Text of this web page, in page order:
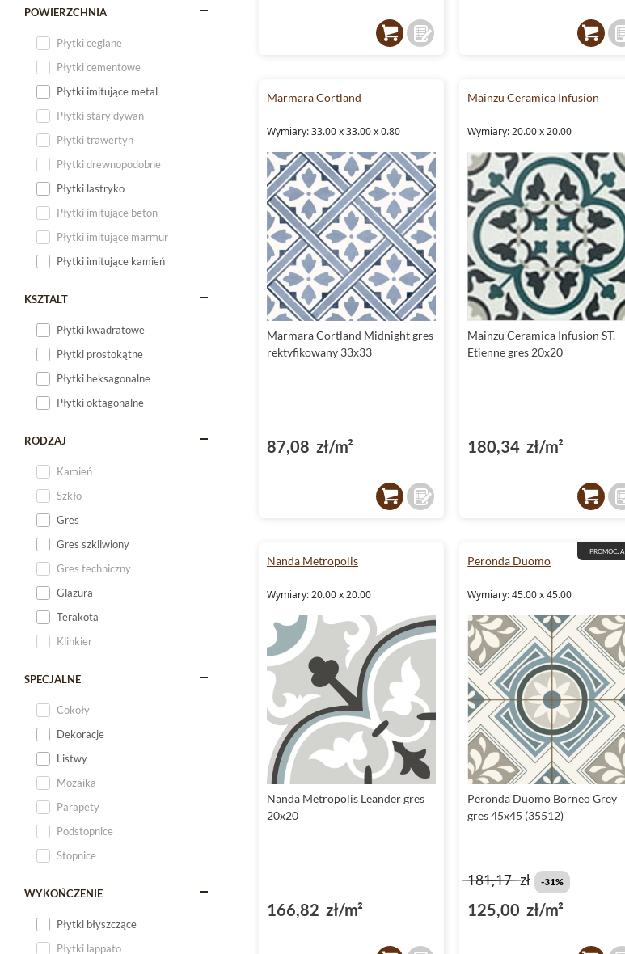
Płytki małe
POWIERZCHNIA
Płytki ceglane
Płytki cementowe
Płytki imitujące metal
Płytki stary dywan
Płytki trawertyn
Płytki drewnopodobne
Płytki lastryko
Płytki imitujące beton
Płytki imitujące marmur
Płytki imitujące kamień
KSZTALT
Płytki kwadratowe
Płytki prostokątne
Płytki heksagonalne
Płytki oktagonalne
RODZAJ
Kamień
Szkło
Gres
Gres szkliwiony
Gres techniczny
Glazura
Terakota
Klinkier
SPECJALNE
Cokoły
Dekoracje
Listwy
Mozaika
Parapety
Podstopnice
Stopnice
WYKOŃCZENIE
Płytki błyszczące
Płytki lappato
Marmara Cortland
Wymiary: 33.00 x 33.00 x 0.80
Marmara Cortland Midnight gres
rektyfikowany 33x33
87,08 zł/m²
Mainzu Ceramica Infusion
Wymiary: 20.00 x 20.00
Mainzu Ceramica Infusion ST.
Etienne gres 20x20
180,34 zł/m²
Nanda Metropolis
Wymiary: 20.00 x 20.00
Nanda Metropolis Leander gres
20x20
166,82 zł/m²
PROMOCJA
Peronda Duomo
Wymiary: 45.00 x 45.00
Peronda Duomo Borneo Grey
gres 45x45 (35512)
181,17zł -31%
125,00 zł/m²